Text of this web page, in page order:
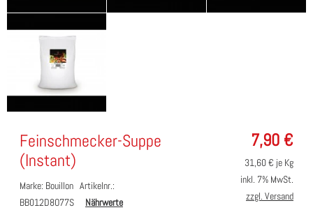
7,90 €
Feinschmecker-Suppe
(Instant)
Marke: Bouillon Artikelnr.:
BB012D8O77S
Nährwerte
31,60€ je Kg
inkl. 7% MwSt.
zzgl. Versand